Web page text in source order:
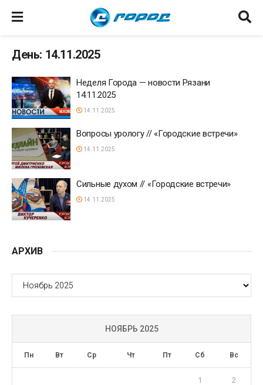
День: 14.11.2025
Неделя Города — новости Рязани
14.11.2025
14.11.2025
Вопросы урологу // «Городские встречи»
14.11.2025
Сильные духом // «Городские встречи»
14.11.2025
АРХИВ
АРХИВ
НОЯБРЬ 2025
Пн Вт Ср Чт Пт Сб Вс
1 2